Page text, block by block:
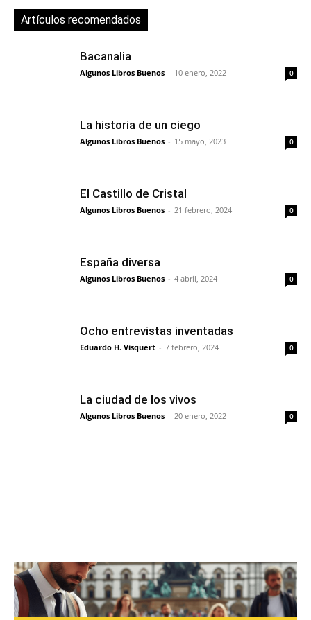
Artículos recomendados
Bacanalia
Algunos Libros Buenos - 10 enero, 2022 0
La historia de un ciego
Algunos Libros Buenos - 15 mayo, 2023 0
El Castillo de Cristal
Algunos Libros Buenos - 21 febrero, 2024 0
España diversa
Algunos Libros Buenos - 4 abril, 2024 0
Ocho entrevistas inventadas
Eduardo H. Visquert - 7 febrero, 2024 0
La ciudad de los vivos
Algunos Libros Buenos - 20 enero, 2022 0